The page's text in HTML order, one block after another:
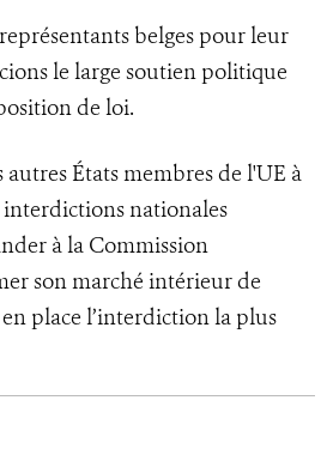
belges pour leur
le large soutien politique
de loi.
États membres de l'UE à
nationales
à la Commission
son marché intérieur de
place l’interdiction la plus